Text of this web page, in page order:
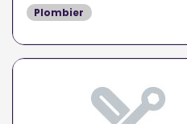
Plombier